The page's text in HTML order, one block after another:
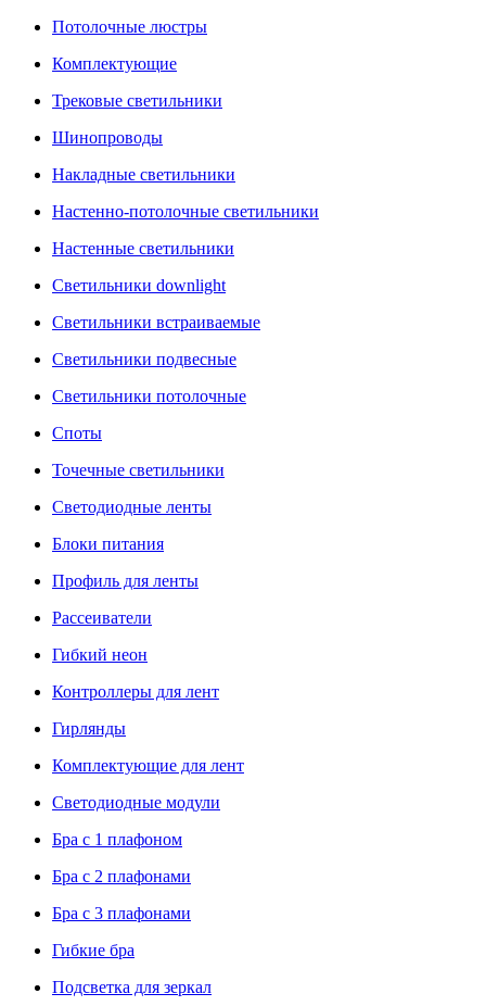
Потолочные люстры
Комплектующие
Трековые светильники
Шинопроводы
Накладные светильники
Настенно-потолочные светильники
Настенные светильники
Светильники downlight
Светильники встраиваемые
Светильники подвесные
Светильники потолочные
Споты
Точечные светильники
Светодиодные ленты
Блоки питания
Профиль для ленты
Рассеиватели
Гибкий неон
Контроллеры для лент
Гирлянды
Комплектующие для лент
Светодиодные модули
Бра с 1 плафоном
Бра с 2 плафонами
Бра с 3 плафонами
Гибкие бра
Подсветка для зеркал